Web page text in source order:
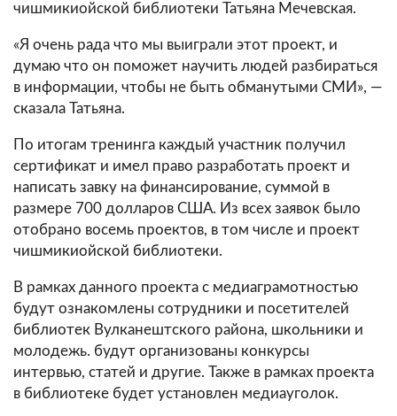
чишмикиойской библиотеки Татьяна Мечевская.
«Я очень рада что мы выиграли этот проект, и
думаю что он поможет научить людей разбираться
в информации, чтобы не быть обманутыми СМИ», —
сказала Татьяна.
По итогам тренинга каждый участник получил
сертификат и имел право разработать проект и
написать завку на финансирование, суммой в
размере 700 долларов США. Из всех заявок было
отобрано восемь проектов, в том числе и проект
чишмикиойской библиотеки.
В рамках данного проекта с медиаграмотностью
будут ознакомлены сотрудники и посетителей
библиотек Вулканештского района, школьники и
молодежь. будут организованы конкурсы
интервью, статей и другие. Также в рамках проекта
в библиотеке будет установлен медиауголок.